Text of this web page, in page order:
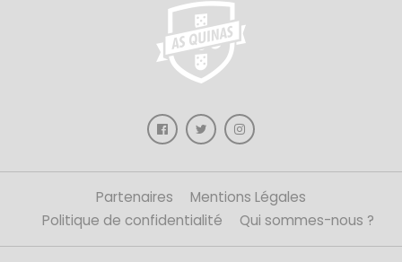
Partenaires
Mentions Légales
Politique de confidentialité
Qui sommes-nous ?